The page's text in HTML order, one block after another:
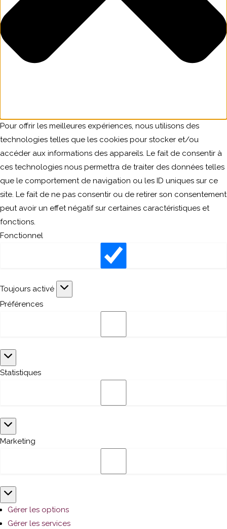
Pour offrir les meilleures expériences, nous utilisons des
technologies telles que les cookies pour stocker et/ou
accéder aux informations des appareils. Le fait de consentir à
ces technologies nous permettra de traiter des données telles
que le comportement de navigation ou les ID uniques sur ce
site. Le fait de ne pas consentir ou de retirer son consentement
peut avoir un effet négatif sur certaines caractéristiques et
fonctions.
Fonctionnel
Fonctionnel
Toujours activé
Préférences
Préférences
Statistiques
Statistiques
Marketing
Marketing
Gérer les options
Gérer les services